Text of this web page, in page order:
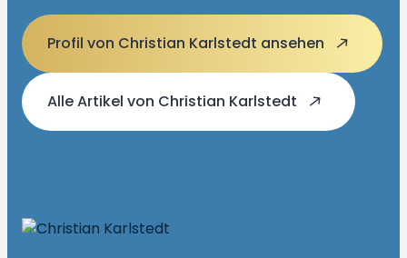
Profil von Christian Karlstedt ansehen
Alle Artikel von Christian Karlstedt